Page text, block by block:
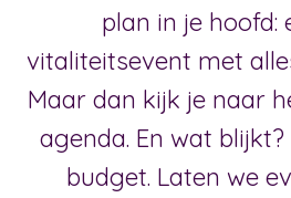
plan in je hoofd:
vitaliteitsevent met
Maar dan kijk je naar
agenda. En wat
budget. Laten we